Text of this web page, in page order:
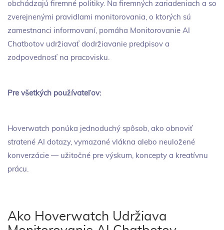
obchádzajú firemné politiky. Na firemných zariadeniach a so
zverejnenými pravidlami monitorovania, o ktorých sú
zamestnanci informovaní, pomáha Monitorovanie AI
Chatbotov udržiavať dodržiavanie predpisov a
zodpovednosť na pracovisku.
Pre všetkých používateľov:
Hoverwatch ponúka jednoduchý spôsob, ako obnoviť
stratené AI dotazy, vymazané vlákna alebo neuložené
konverzácie — užitočné pre výskum, koncepty a kreatívnu
prácu.
Ako Hoverwatch Udržiava